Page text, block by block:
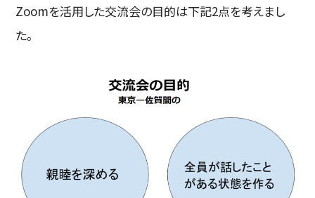
Zoomを活用した交流会の目的は下記2点を考えまし
た。